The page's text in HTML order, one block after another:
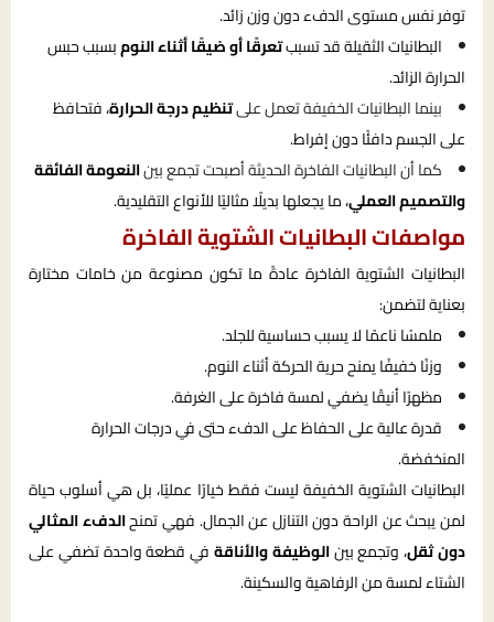
توفر نفس مستوى الدفء دون وزن زائد.
البطانيات الثقيلة قد تسببتعرقًا أو ضيقًا أثناء النومبسبب حبس
الحرارة الزائد.
بينما البطانيات الخفيفة تعمل علىتنظيم درجة الحرارة، فتحافظ
على الجسم دافئًا دون إفراط.
كما أن البطانيات الفاخرة الحديثة أصبحت تجمع بينالنعومة الفائقة
والتصميم العملي، ما يجعلها بديلًا مثاليًا للأنواع التقليدية.
مواصفات البطانيات الشتوية الفاخرة
البطانيات الشتوية الفاخرة عادةً ما تكون مصنوعة من خامات مختارة
بعناية لتضمن:
ملمسًا ناعمًا لا يسبب حساسية للجلد.
وزنًا خفيفًا يمنح حرية الحركة أثناء النوم.
مظهرًا أنيقًا يضفي لمسة فاخرة على الغرفة.
قدرة عالية على الحفاظ على الدفء حتى في درجات الحرارة
المنخفضة.
البطانيات الشتوية الخفيفة ليست فقط خيارًا عمليًا، بل هي أسلوب حياة
لمن يبحث عن الراحة دون التنازل عن الجمال. فهي تمنحالدفء المثالي
دون ثقل، وتجمع بينالوظيفة والأناقةفي قطعة واحدة تضفي على
الشتاء لمسة من الرفاهية والسكينة.